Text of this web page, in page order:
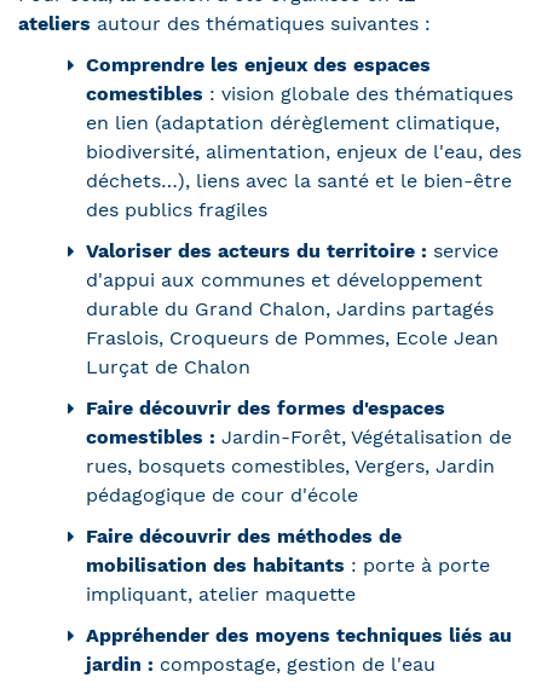
ateliers autour des thématiques suivantes :
Comprendre les enjeux des espaces
comestibles : vision globale des thématiques
en lien (adaptation dérèglement climatique,
biodiversité, alimentation, enjeux de l'eau, des
déchets…), liens avec la santé et le bien-être
des publics fragiles
Valoriser des acteurs du territoire : service
d'appui aux communes et développement
durable du Grand Chalon, Jardins partagés
Fraslois, Croqueurs de Pommes, Ecole Jean
Lurçat de Chalon
Faire découvrir des formes d'espaces
comestibles : Jardin-Forêt, Végétalisation de
rues, bosquets comestibles, Vergers, Jardin
pédagogique de cour d'école
Faire découvrir des méthodes de
mobilisation des habitants : porte à porte
impliquant, atelier maquette
Appréhender des moyens techniques liés au
jardin : compostage, gestion de l'eau